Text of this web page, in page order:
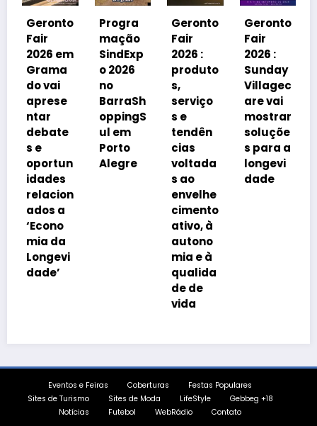
em
Progra
SindExp
o 2026
no
BarraSh
oppingS
ul em
Alegre
Geronto
Fair
2026 :
produto
serviço
s e
tendên
cias
voltada
envelhe
cimento
qualida
Geronto
2026 :
Sunday
Villagec
are vai
mostrar
soluçõe
s para a
longevi
2026
do
á
avanço
rio
impulsi
onado
pelo
Eventos e Feiras Coberturas
Festas Populares
Sites de Turismo
Sites de Moda LifeStyle
Gebbeg +18
Notícias
Futebol WebRádio Contato